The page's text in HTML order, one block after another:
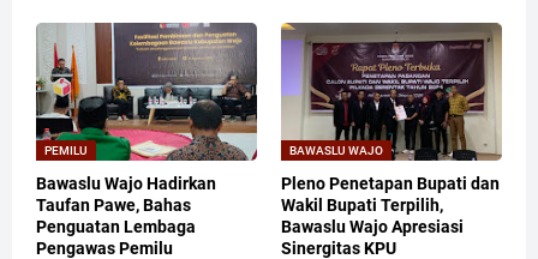
PEMILU
Bawaslu Wajo Hadirkan
Taufan Pawe, Bahas
Penguatan Lembaga
Pengawas Pemilu
BAWASLU WAJO
Pleno Penetapan Bupati dan
Wakil Bupati Terpilih,
Bawaslu Wajo Apresiasi
Sinergitas KPU